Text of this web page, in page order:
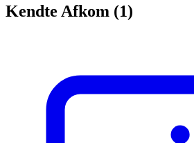
Kendte Afkom (1)